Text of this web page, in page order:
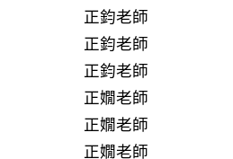
正鈞老師
正鈞老師
正鈞老師
正嫺老師
正嫺老師
正嫺老師